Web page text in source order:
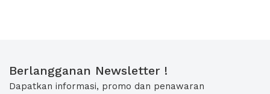
Berlangganan Newsletter !
Dapatkan informasi, promo dan penawaran